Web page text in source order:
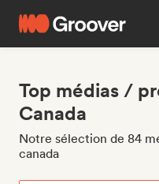
Top médias /
Canada
Notre sélection de 84
canada